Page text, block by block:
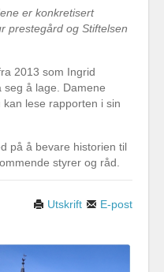
er konkretisert
prestegård og Stiftelsen
2013 som Ingrid
seg å lage. Damene
lese rapporten i sin
på å bevare historien til
styrer og råd.
E-post
Utskrift